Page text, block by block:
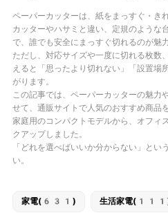
ペーパーカッターは、紙をまっすぐ・き
カッターやハサミと違い、定規のような
で、誰でも安全にまっすぐ切れるのが魅力
ただし、対応サイズや一度に切れる枚数
えると「思ったより切れない」「設置場
がります。
この記事では、ペーパーカッターの魅力
せて、通販サイトで人気のおすすめ商品
家庭用のコンパクトモデルから、オフィ
クアップしました。
「どれを選べばいいか分からない」とい
い。
家電(631) 生活家電